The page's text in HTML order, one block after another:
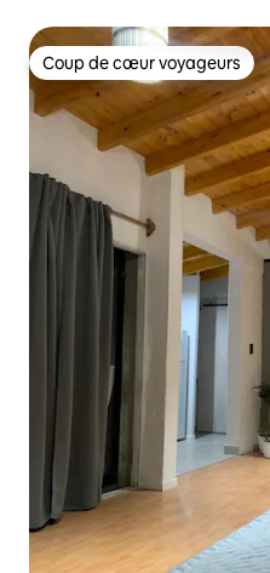
Coup de cœur voyageurs
Coup de cœur voyageurs